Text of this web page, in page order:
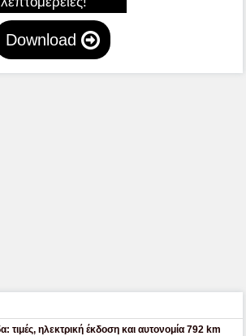
Download
ηλεκτρική έκδοση και αυτονομία 792 km